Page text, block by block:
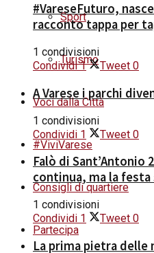
Sport
Turismo
Voci dalla Città
#ViviVarese
Consigli di quartiere
Partecipa
#VareseFuturo,
racconto tappa per
1 condivisioni
Condividi 1 Tweet 0
A Varese i parchi
1 condivisioni
Condividi 1 Tweet 0
Falò di Sant’Antonio
continua, ma la
1 condivisioni
Condividi 1 Tweet 0
La prima pietra delle